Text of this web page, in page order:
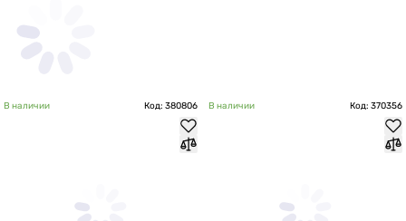
В наличии Код: 380806 В наличии Код: 370356